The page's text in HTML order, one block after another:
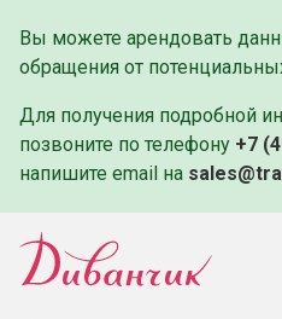
Вы можете арендовать
обращения от
Для получения подробной
позвоните по телефону +7
напишите email на